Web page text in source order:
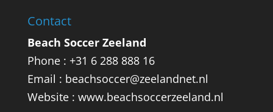
Contact
Beach Soccer Zeeland
Phone : +31 6 288 888 16
Email : beachsoccer@zeelandnet.nl
Website : www.beachsoccerzeeland.nl